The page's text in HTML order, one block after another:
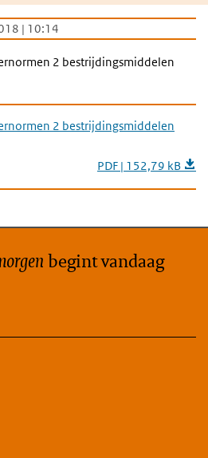
| 10:14
2 bestrijdingsmiddelen
2 bestrijdingsmiddelen
PDF | 152,79 kB
begint vandaag